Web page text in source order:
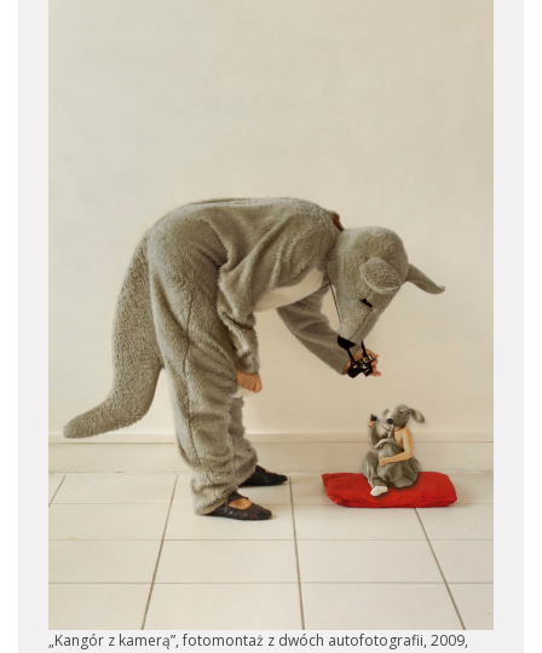
„Kangór z kamerą”, fotomontaż z dwóch autofotografii, 2009,